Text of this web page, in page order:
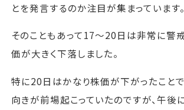
とを発言するのか注目が集まっています。
そのこともあって17～20日は非常に警
価が大きく下落しました。
特に20日はかなり株価が下がったこと
向きが前場起こっていたのですが、午後